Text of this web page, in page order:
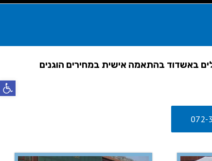
פתח
באשדוד בהתאמה אישית במחירים הוגנים